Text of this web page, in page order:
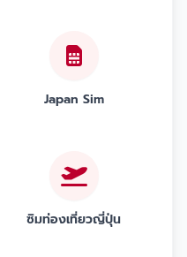
Japan Sim
ซิมท่องเที่ยวญี่ปุ่น